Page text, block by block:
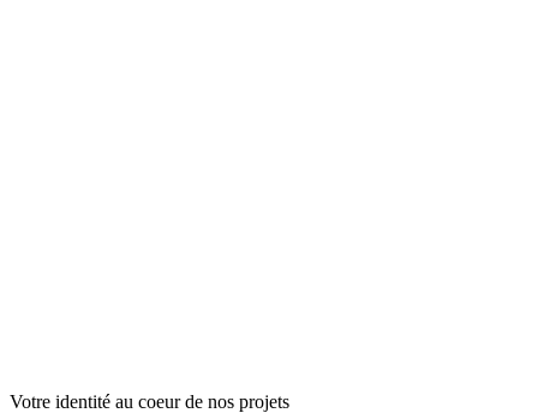
Votre identité au coeur de nos projets